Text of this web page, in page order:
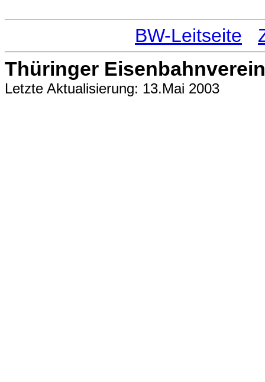
BW-Leitseite
Thüringer
Letzte Aktualisierung: 13.Mai 2003